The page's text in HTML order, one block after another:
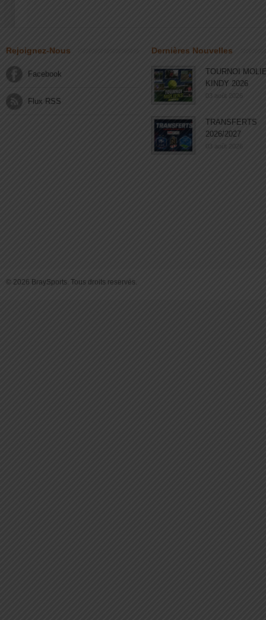
Rejoignez-Nous
Facebook
Flux RSS
Dernières Nouvelles
TOURNOI
KINDY 2026
03 août 2026
TRANSFERTS
2026/2027
03 août 2026
© 2026 BraySports. Tous droits reservés.